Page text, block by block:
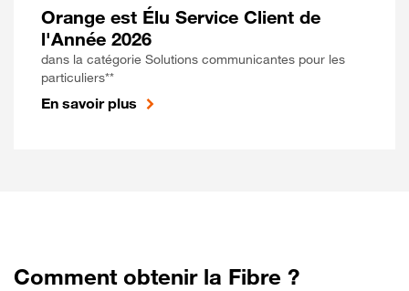
Orange est Élu Service Client de
l'Année 2026
dans la catégorie Solutions communicantes pour les
particuliers**
En savoir plus
Comment obtenir la Fibre ?